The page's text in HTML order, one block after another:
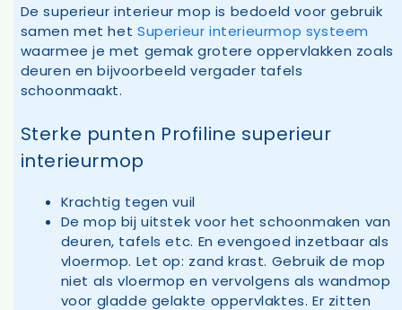
De superieur interieur mop is bedoeld voor gebruik
samen met het Superieur interieurmop systeem
waarmee je met gemak grotere oppervlakken zoals
deuren en bijvoorbeeld vergader tafels
schoonmaakt.
Sterke punten Profiline superieur
interieurmop
Krachtig tegen vuil
De mop bij uitstek voor het schoonmaken van
deuren, tafels etc. En evengoed inzetbaar als
vloermop. Let op: zand krast. Gebruik de mop
niet als vloermop en vervolgens als wandmop
voor gladde gelakte oppervlaktes. Er zitten